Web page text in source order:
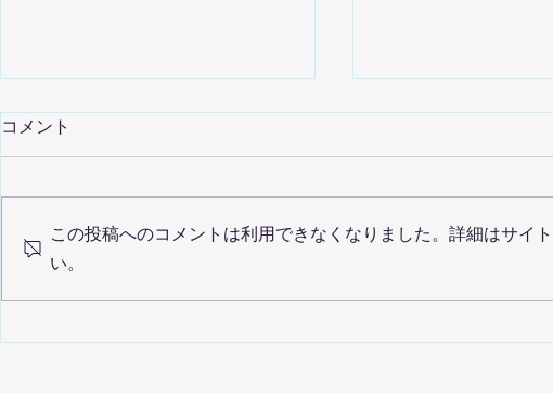
EY Japan様のサイトにてイン
たのでご案内いたします
NEXT DX LEADER
た
コメント
この投稿へのコメントは利用できなくなりました。詳細はサイ
い。